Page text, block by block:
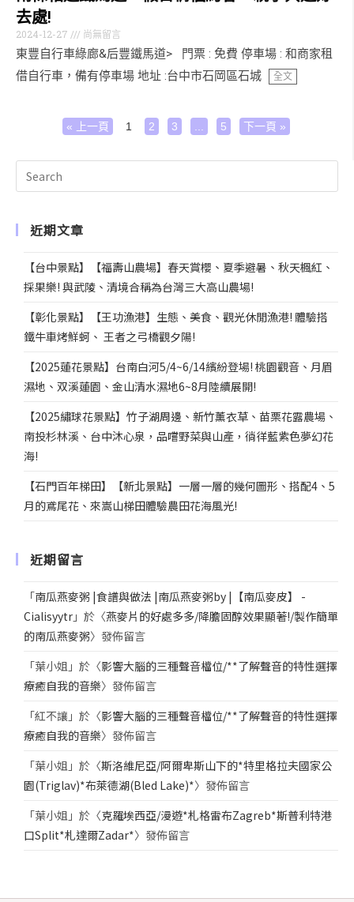
去處!
2024-12-27 尚無留言
東豐自行車綠廊&后豐鐵馬道> 門票 : 免費 停車場 : 和商家租
借自行車，備有停車場 地址 :台中市石岡區石城
全文
« 上一頁 1 2 3 ... 5 下一頁 »
近期文章
【台中景點】【福壽山農場】春天賞櫻、夏季避暑、秋天楓紅、
採果樂! 與武陵、清境合稱為台灣三大高山農場!
【彰化景點】【王功漁港】生態、美食、觀光休閒漁港! 體驗搭
鐵牛車烤鮮蚵、 王者之弓橋觀夕陽!
【2025蓮花景點】台南白河5/4~6/14繽紛登場! 桃園觀音、月眉
濕地、双溪蓮園、金山清水濕地6~8月陸續展開!
【2025繡球花景點】竹子湖周邊、新竹薰衣草、苗栗花露農場、
南投杉林溪、台中沐心泉，品嚐野菜與山產，徜徉藍紫色夢幻花
海!
【石門百年梯田】【新北景點】一層一層的幾何圖形、搭配4、5
月的鳶尾花、來嵩山梯田體驗農田花海風光!
近期留言
「南瓜燕麥粥 |食譜與做法 |南瓜燕麥粥by |【南瓜麥皮】 -
Cialisyytr 」於〈燕麥片的好處多多/降膽固醇效果顯著!/製作簡單
的南瓜燕麥粥〉發佈留言
「葉小姐 」於〈影響大腦的三種聲音檔位/**了解聲音的特性選擇
療癒自我的音樂〉發佈留言
「紅不讓 」於〈影響大腦的三種聲音檔位/**了解聲音的特性選擇
療癒自我的音樂〉發佈留言
「葉小姐 」於〈斯洛維尼亞/阿爾卑斯山下的*特里格拉夫國家公
園(Triglav)*布萊德湖(Bled Lake)*〉發佈留言
「葉小姐 」於〈克羅埃西亞/漫遊*札格雷布Zagreb*斯普利特港
口Split*札達爾Zadar*〉發佈留言